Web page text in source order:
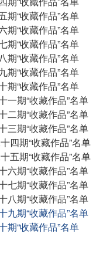
期“收藏作品”名单
期“收藏作品”名单
期“收藏作品”名单
期“收藏作品”名单
期“收藏作品”名单
期“收藏作品”名单
一期“收藏作品”名单
二期“收藏作品”名单
三期“收藏作品”名单
四期“收藏作品”名单
五期“收藏作品”名单
六期“收藏作品”名单
七期“收藏作品”名单
八期“收藏作品”名单
九期“收藏作品”名单
期“收藏作品”名单